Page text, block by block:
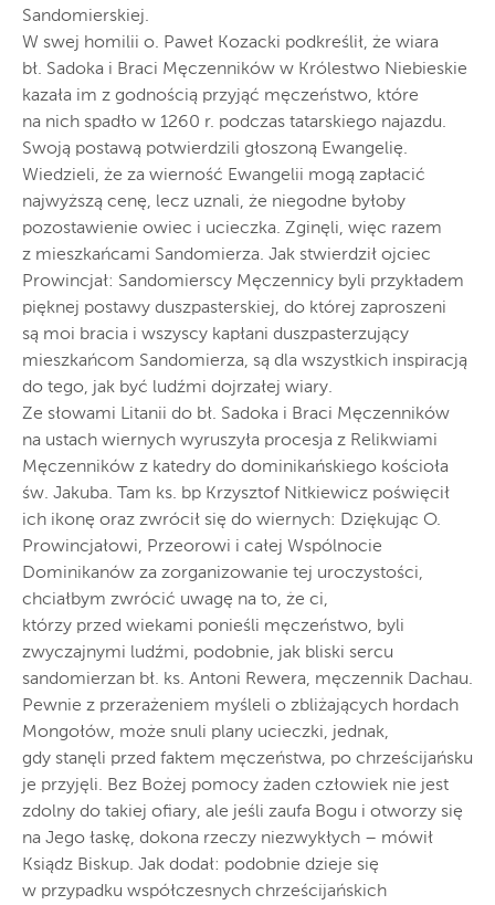
Sandomierskiej.
W swej homilii o. Paweł Kozacki podkreślił, że wiara
bł. Sadoka i Braci Męczenników w Królestwo Niebieskie
kazała im z godnością przyjąć męczeństwo, które
na nich spadło w 1260 r. podczas tatarskiego najazdu.
Swoją postawą potwierdzili głoszoną Ewangelię.
Wiedzieli, że za wierność Ewangelii mogą zapłacić
najwyższą cenę, lecz uznali, że niegodne byłoby
pozostawienie owiec i ucieczka. Zginęli, więc razem
z mieszkańcami Sandomierza. Jak stwierdził ojciec
Prowincjał: Sandomierscy Męczennicy byli przykładem
pięknej postawy duszpasterskiej, do której zaproszeni
są moi bracia i wszyscy kapłani duszpasterzujący
mieszkańcom Sandomierza, są dla wszystkich inspiracją
do tego, jak być ludźmi dojrzałej wiary.
Ze słowami Litanii do bł. Sadoka i Braci Męczenników
na ustach wiernych wyruszyła procesja z Relikwiami
Męczenników z katedry do dominikańskiego kościoła
św. Jakuba. Tam ks. bp Krzysztof Nitkiewicz poświęcił
ich ikonę oraz zwrócił się do wiernych: Dziękując O.
Prowincjałowi, Przeorowi i całej Wspólnocie
Dominikanów za zorganizowanie tej uroczystości,
chciałbym zwrócić uwagę na to, że ci,
którzy przed wiekami ponieśli męczeństwo, byli
zwyczajnymi ludźmi, podobnie, jak bliski sercu
sandomierzan bł. ks. Antoni Rewera, męczennik Dachau.
Pewnie z przerażeniem myśleli o zbliżających hordach
Mongołów, może snuli plany ucieczki, jednak,
gdy stanęli przed faktem męczeństwa, po chrześcijańsku
je przyjęli. Bez Bożej pomocy żaden człowiek nie jest
zdolny do takiej ofiary, ale jeśli zaufa Bogu i otworzy się
na Jego łaskę, dokona rzeczy niezwykłych – mówił
Ksiądz Biskup. Jak dodał: podobnie dzieje się
w przypadku współczesnych chrześcijańskich